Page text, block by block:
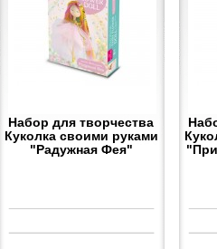
Набор для творчества
Куколка своими руками
"Радужная Фея"